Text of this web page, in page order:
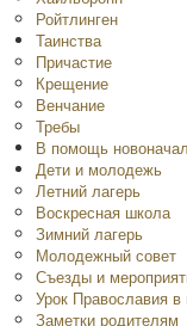
Ройтлинген
Таинства
Причастие
Крещение
Венчание
Требы
В помощь
Дети и молодежь
Летний лагерь
Воскресная школа
Зимний лагерь
Молодежный совет
Съезды и
Урок Православия
Заметки родителям